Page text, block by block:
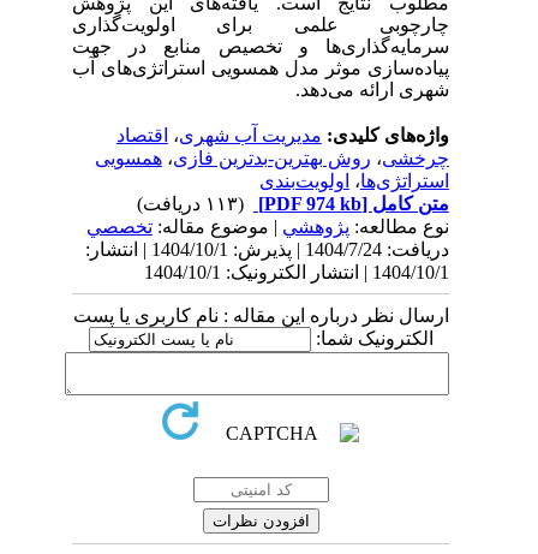
مطلوب نتایج است. یافته‌های این پژوهش
چارچوبی علمی برای اولویت‌گذاری
سرمایه‌گذاری‌ها و تخصیص منابع در جهت
پیاده‌سازی موثر مدل همسویی استراتژی‌های آب
شهری ارائه می‌دهد.
واژه‌های کلیدی:مدیریت آب شهری،اقتصاد
چرخشی،روش بهترین-بدترین فازی،همسویی
استراتژی‌ها،اولویت‌بندی
متن کامل[PDF 974 kb]
نوع مطالعه:پژوهشي| موضوع مقاله:تخصصي
دریافت: 1404/7/24 | پذیرش: 1404/10/1 | انتشار:
1404/10/1 | انتشار الکترونیک: 1404/10/1
ارسال نظر درباره این مقاله : نام کاربری یا پست
الکترونیک شما: